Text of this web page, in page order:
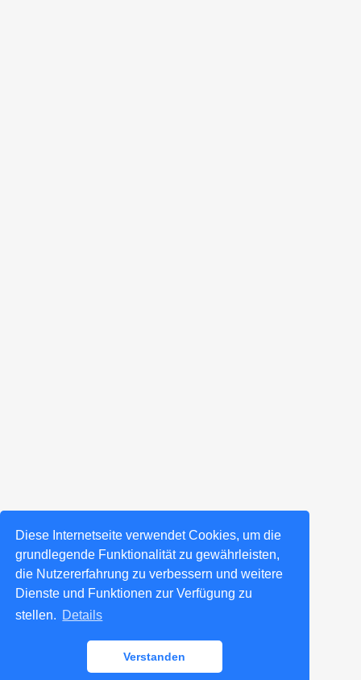
Diese Internetseite verwendet Cookies, um die
grundlegende Funktionalität zu gewährleisten,
die Nutzererfahrung zu verbessern und weitere
Dienste und Funktionen zur Verfügung zu
stellen. Details
Verstanden